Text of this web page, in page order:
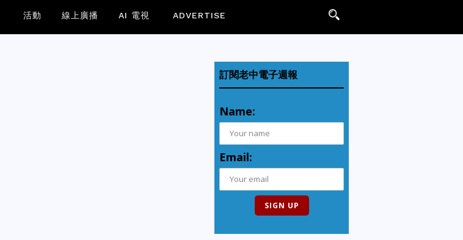
活動 線上廣播 AI 電視 ADVERTISE
訂閱老中電子週報
Name:
Email: